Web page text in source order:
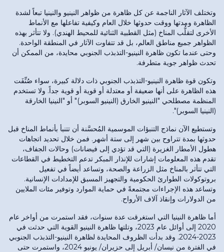
وتختلف الآثار الناجمة عن كل ظاهرة من ظواهر النينيو والنينيا تبعاً لشدة
الظاهرة ومدتها ووقت حدوثها خلال العام وكيفية تفاعلها مع الأنماط
الأخرى لتقلُّب المناخ (مثل القطبية الثنائية للمحيط الهندي). ولا تتأثر بهذه
الظواهر جميع مناطق العالم، بل قد تتفاوت الآثار في المنطقة الواحدة.
وحتى عندما تكون ظاهرة النينيو-التذبذب الجنوبي محايدة، من الممكن أن
تحدث ظواهر جوية متطرفة.
وتكون قوة ظاهرة النينيو-التذبذب الجنوبي ذات دلالة كبيرة، سواء صُنِّفَت
هذه الظاهرة على أنها ضعيفة أو معتدلة أو قوية أو قوية جداً. ولا تستخدم
المنظمة مصطلحي "النينيو الخارق (النينيو السوبر)" أو "النينيا الخارقة
(النينيا السوبر)".
وتستطيع الآن نماذج التنبؤات الموسمية المُحسَّنة أن تتنبأ بأنماط المناخ قبل
حدوثها بمدة تتراوح بين شهر إلى ستة أشهر. فمن خلال تحديد اتجاهات
هطول الأمطار الغزيرة (التي قد تؤدي إلى فيضانات) وحالات الجفاف،
تقدم هذه المعلومات إشارات للإنذار المبكر تدعم التخطيط في القطاعات
التي تتأثر بالمناخ مثل الزراعة والصحة، وتساعد أيضاً في تفعيل
بروتوكولات الطوارئ الحكومية والتجهيز المسبق للإمدادات الإنسانية.
وتساعد هذه الإجراءات مجتمعةً في حماية الموارد وتوفير مئات الملايين
من الدولارات وإنقاذ آلاف الأرواح.
أما ظاهرة النينيا التي استغرقت عدة سنوات، فقد استمرت من أواخر عام
2020 إلى أوائل عام 2023، وتلتها ظاهرة النينيو القوية التي حدثت في
2023-2024. وقد بدأت الظروف المحايدة لظاهرة النينيو-التذبذب الجنوبي
في الفترة من نيسان/ أبريل إلى حزيران/ يونيو 2024، واستمرت حتى